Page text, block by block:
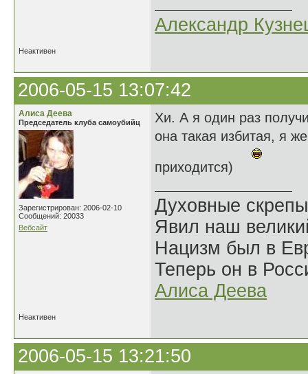
Александр
Неактивен
2006-05-15 13:07:42
Алиса Деева
Председатель клуба самоубийц
Зарегистрирован: 2006-02-10
Сообщений: 20033
Вебсайт
Хи. А я один раз
она такая избитая, я
приходится)
Духовные
Явил наш
Нацизм был в
Теперь он в
Алиса Деева
Неактивен
2006-05-15 13:21:50